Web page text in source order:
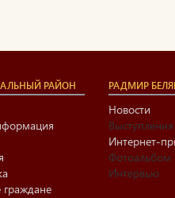
РАЙОН РАДМИР
Новости
Выступления
Интернет-
Фотоальбом
Интервью